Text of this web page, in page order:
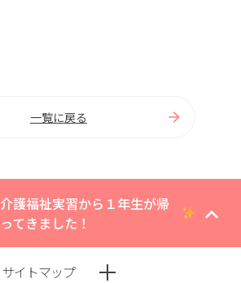
一覧に戻る
介護福祉実習から１年生が帰
ってきました！
サイトマップ